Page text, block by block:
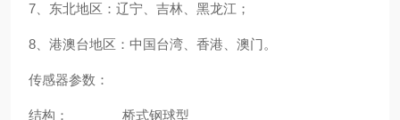
7、东北地区：辽宁、吉林、黑龙江；
8、港澳台地区：中国台湾、香港、澳门。
传感器参数：
结构： 桥式钢球型